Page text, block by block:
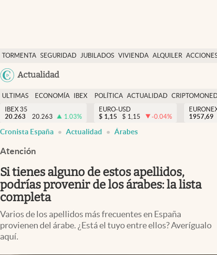
TORMENTA SEGURIDAD JUBILADOS VIVIENDA ALQUILER
USA
Actualidad
Economía y finanzas
Política
Actualidad
Criptomonedas
España
ULTIMAS
NOTICIAS
ECONOMÍA
FINANZAS
IBEX
EURO
POLÍTICA ACTUALIDAD
IBEX 35
20.263
20.263 1.03%
EURO-USD
$ 1,15 $ 1,15 -0.04%
1957,69
Cronista España Actualidad Árabes
Atención
Si tienes alguno de estos apellidos,
podrías provenir de los árabes: la lista
completa
Varios de los apellidos más frecuentes en España
provienen del árabe. ¿Está el tuyo entre ellos? Averígualo
aquí.